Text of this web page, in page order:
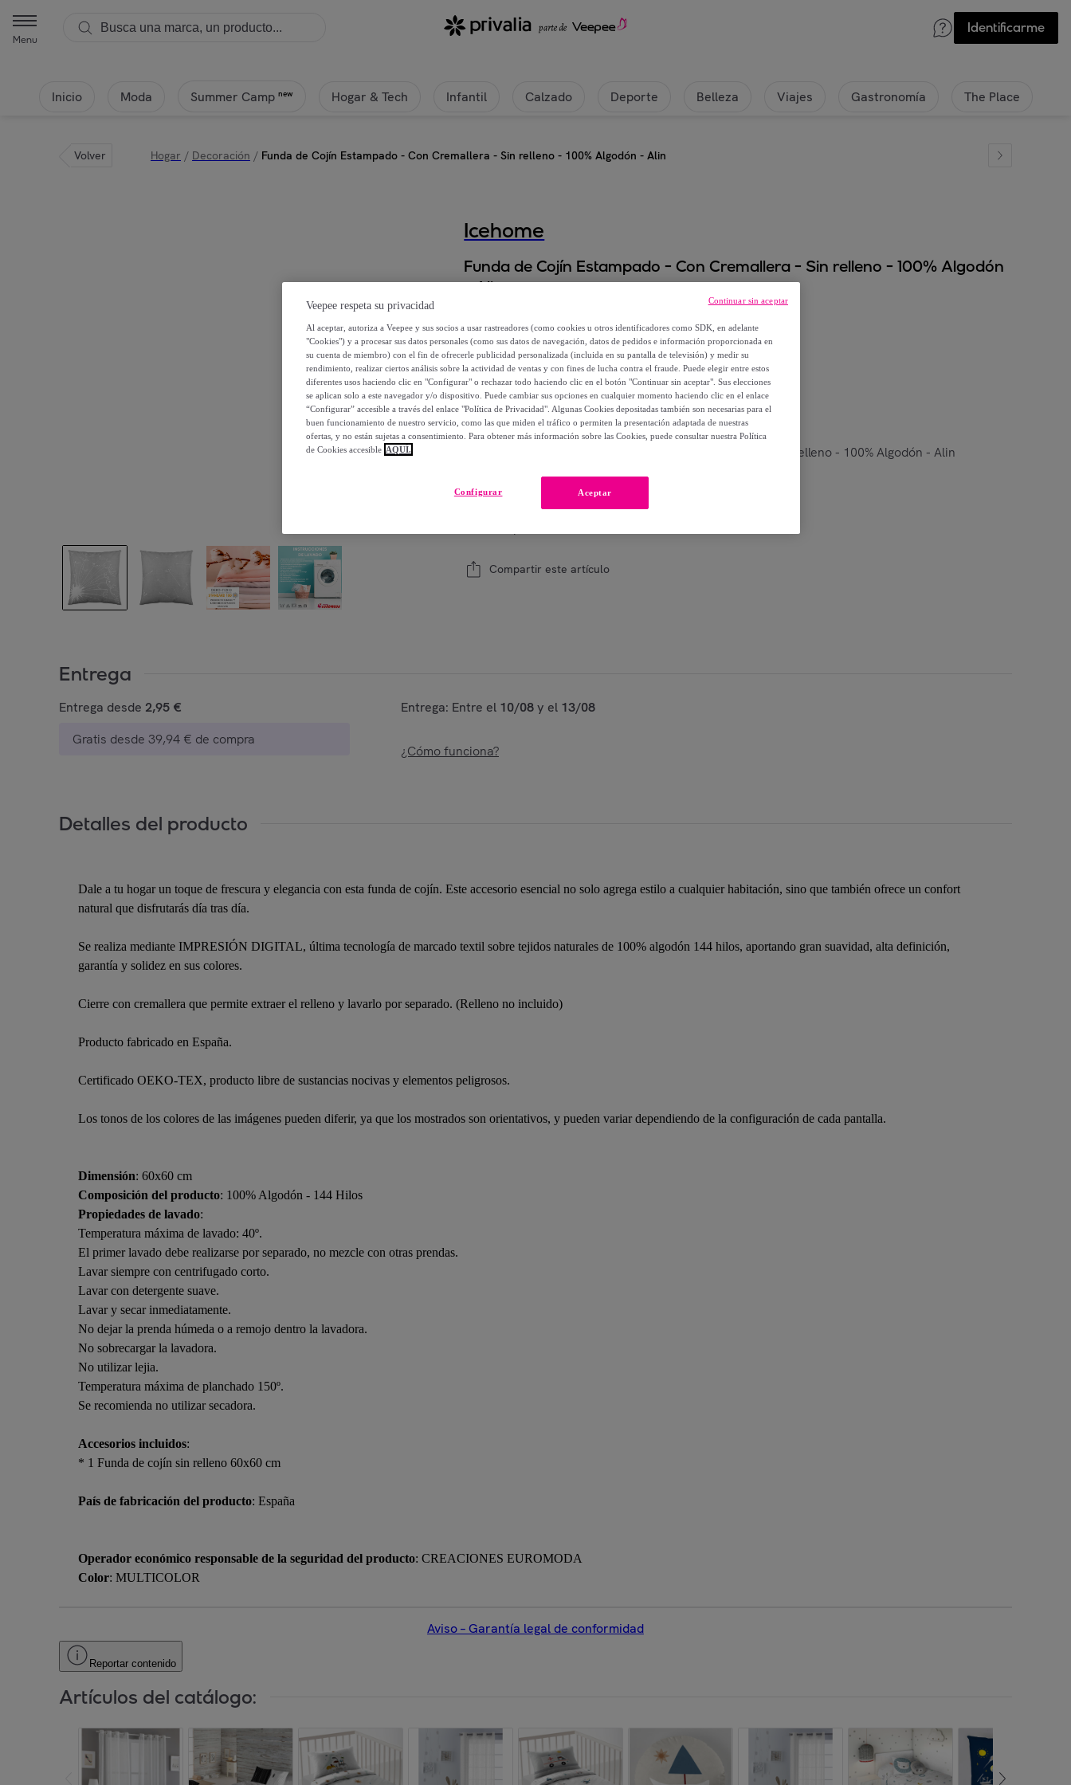
Menu
Identificarme
Inicio Moda Summer Camp new Hogar & Tech Infantil Calzado Deporte Belleza Viajes Gastronomía The Place
Volver Hogar / Decoración / Funda de Cojín Estampado - Con Cremallera - Sin relleno - 100% Algodón - Alin
Icehome
Funda de Cojín Estampado - Con Cremallera - Sin relleno - 100% Algodón
- Alin
9,95 €
18,00 €
-44%
Funda de Cojín Estampado - Con Cremallera - Sin relleno - 100% Algodón - Alin
1 Añadir a la cesta
Compartir este artículo
Entrega
Entrega desde 2,95 €
Gratis desde 39,94 € de compra
Entrega: Entre el 10/08y el 13/08
¿Cómo funciona?
Detalles del producto
Dale a tu hogar un toque de frescura y elegancia con esta funda de cojín. Este accesorio esencial no solo agrega estilo a cualquier habitación, sino que también ofrece un confort
natural que disfrutarás día tras día.
Se realiza mediante IMPRESIÓN DIGITAL, última tecnología de marcado textil sobre tejidos naturales de 100% algodón 144 hilos, aportando gran suavidad, alta definición,
garantía y solidez en sus colores.
Cierre con cremallera que permite extraer el relleno y lavarlo por separado. (Relleno no incluido)
Producto fabricado en España.
Certificado OEKO-TEX, producto libre de sustancias nocivas y elementos peligrosos.
Los tonos de los colores de las imágenes pueden diferir, ya que los mostrados son orientativos, y pueden variar dependiendo de la configuración de cada pantalla.
Dimensión: 60x60 cm
Composición del producto: 100% Algodón - 144 Hilos
Propiedades de lavado:
Temperatura máxima de lavado: 40º.
El primer lavado debe realizarse por separado, no mezcle con otras prendas.
Lavar siempre con centrifugado corto.
Lavar con detergente suave.
Lavar y secar inmediatamente.
No dejar la prenda húmeda o a remojo dentro la lavadora.
No sobrecargar la lavadora.
No utilizar lejia.
Temperatura máxima de planchado 150º.
Se recomienda no utilizar secadora.
Accesorios incluidos:
* 1 Funda de cojín sin relleno 60x60 cm
País de fabricación del producto: España
Operador económico responsable de la seguridad del producto: CREACIONES EUROMODA
Color: MULTICOLOR
Aviso – Garantía legal de conformidad
Reportar contenido
Artículos del catálogo:
Veepee respeta su privacidad
Al aceptar, autoriza a Veepee y sus socios a usar rastreadores (como cookies u otros identificadores como SDK, en adelante
"Cookies") y a procesar sus datos personales (como sus datos de navegación, datos de pedidos e información proporcionada en
su cuenta de miembro) con el fin de ofrecerle publicidad personalizada (incluida en su pantalla de televisión) y medir su
rendimiento, realizar ciertos análisis sobre la actividad de ventas y con fines de lucha contra el fraude. Puede elegir entre estos
diferentes usos haciendo clic en "Configurar" o rechazar todo haciendo clic en el botón "Continuar sin aceptar". Sus elecciones
se aplican solo a este navegador y/o dispositivo. Puede cambiar sus opciones en cualquier momento haciendo clic en el enlace
“Configurar” accesible a través del enlace "Política de Privacidad". Algunas Cookies depositadas también son necesarias para el
buen funcionamiento de nuestro servicio, como las que miden el tráfico o permiten la presentación adaptada de nuestras
ofertas, y no están sujetas a consentimiento. Para obtener más información sobre las Cookies, puede consultar nuestra Política
de Cookies accesible AQUÍ.
Aceptar
Configurar
Continuar sin aceptar